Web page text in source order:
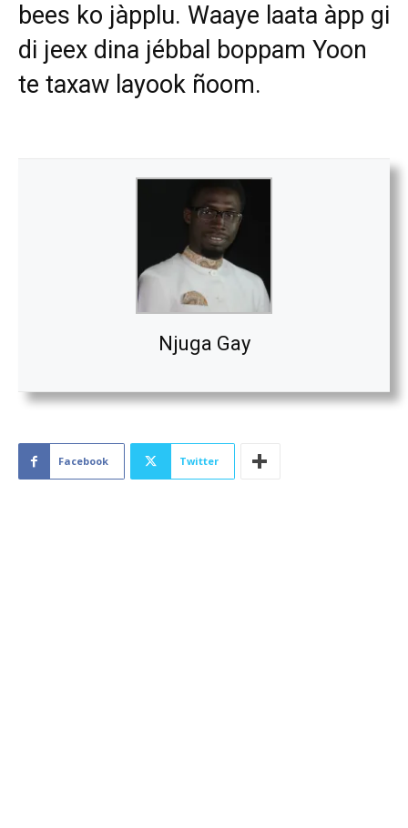
bees ko jàpplu. Waaye laata àpp gi
di jeex dina jébbal boppam Yoon
te taxaw layook ñoom.
Njuga Gay
Facebook Twitter